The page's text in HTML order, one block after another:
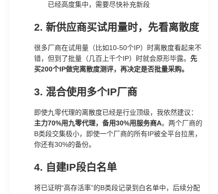
已经高度集中，需要尽快补充新段
2. 新供应商买试用量时，先看离散度
很多厂商在试用量（比如10-50个IP）时离散度看起来不
错，但到了批量（几百上千个IP）时就会原形毕露。 先
买200个IP做完离散度测评，再决定是否批量采购。
3. 混合使用多个IP厂商
即使九零代理的离散度已经是行业顶级，我依然建议：
主力70%用九零代理，备用30%用服务商A。两个厂商的
B类段交集极小，即使一个厂商的所有IP被全平台拉黑，
你还有30%的备份。
4. 自建IP段白名单
将已证明“高存活率”的B类段记录到白名单中，后续分配